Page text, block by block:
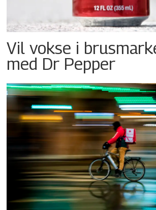
Vil vokse i
med Dr Pepper